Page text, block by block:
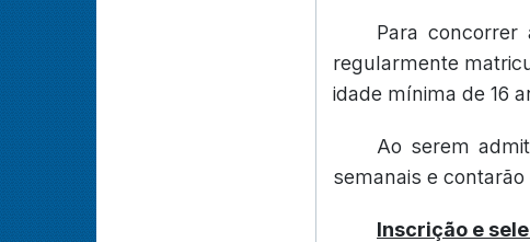
Para
regularmente
idade mínima de 16
Ao serem
semanais e
Inscrição e